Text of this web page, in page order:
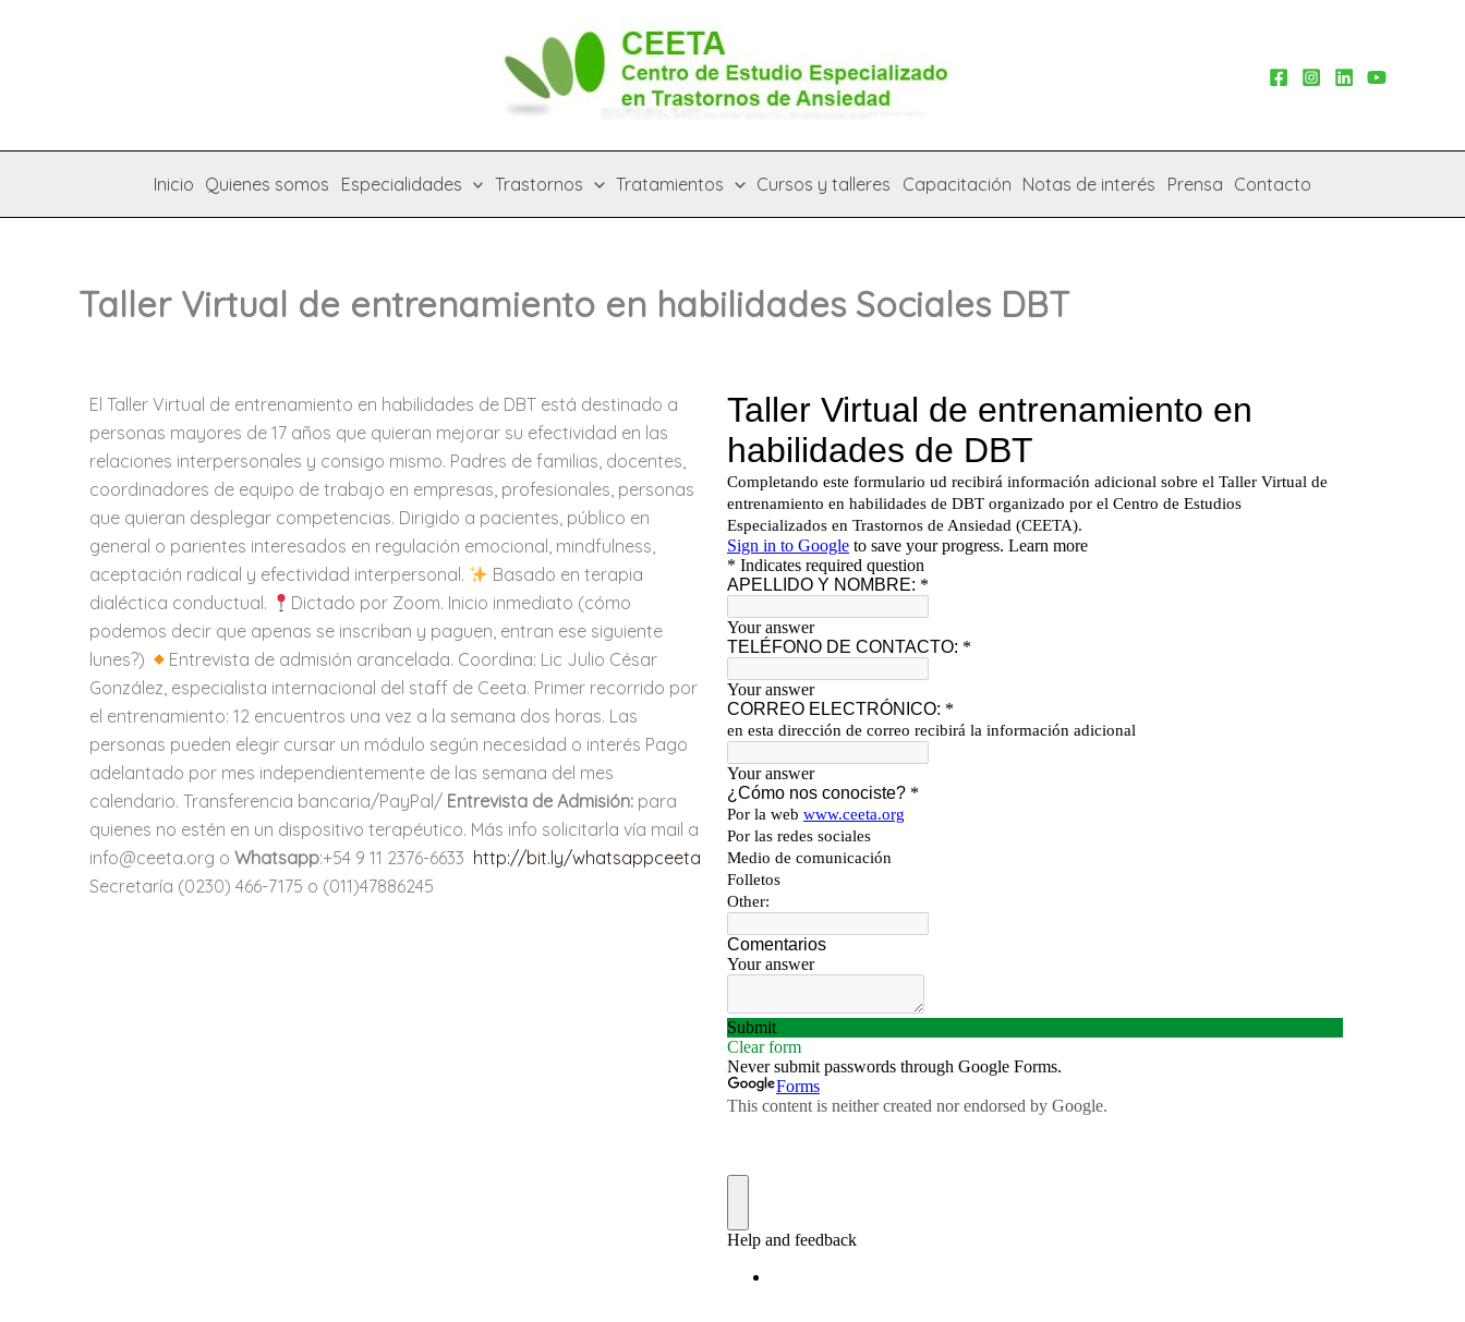
Inicio Quienes somos Especialidades Trastornos Tratamientos Cursos y talleres Capacitación Notas de interés Prensa Contacto
Taller Virtual de entrenamiento en habilidades Sociales DBT
El Taller Virtual de entrenamiento en habilidades de DBT está destinado a
personas mayores de 17 años que quieran mejorar su efectividad en las
relaciones interpersonales y consigo mismo. Padres de familias, docentes,
coordinadores de equipo de trabajo en empresas, profesionales, personas
que quieran desplegar competencias. Dirigido a pacientes, público en
general o parientes interesados en regulación emocional, mindfulness,
aceptación radical y efectividad interpersonal.
Basado en terapia
dialéctica conductual.
Dictado por Zoom. Inicio inmediato (cómo
podemos decir que apenas se inscriban y paguen, entran ese siguiente
lunes?)
Entrevista de admisión arancelada. Coordina: Lic Julio César
González, especialista internacional del staff de Ceeta. Primer recorrido por
el entrenamiento: 12 encuentros una vez a la semana dos horas. Las
personas pueden elegir cursar un módulo según necesidad o interés Pago
adelantado por mes independientemente de las semana del mes
calendario. Transferencia bancaria/PayPal/ Entrevista de Admisión: para
quienes no estén en un dispositivo terapéutico. Más info solicitarla vía mail a
info@ceeta.org o Whatsapp:+54 9 11 2376-6633 http://bit.ly/whatsappceeta
Secretaría (0230) 466-7175 o (011)47886245